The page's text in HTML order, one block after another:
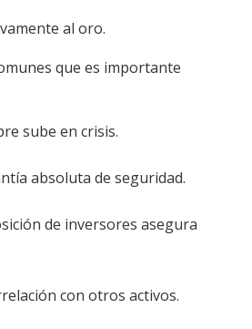
al oro.
que es importante
sube en crisis.
absoluta de seguridad.
de inversores asegura
con otros activos.